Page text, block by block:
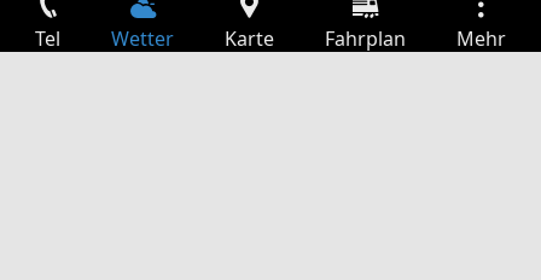
Tel Wetter Karte Fahrplan Mehr